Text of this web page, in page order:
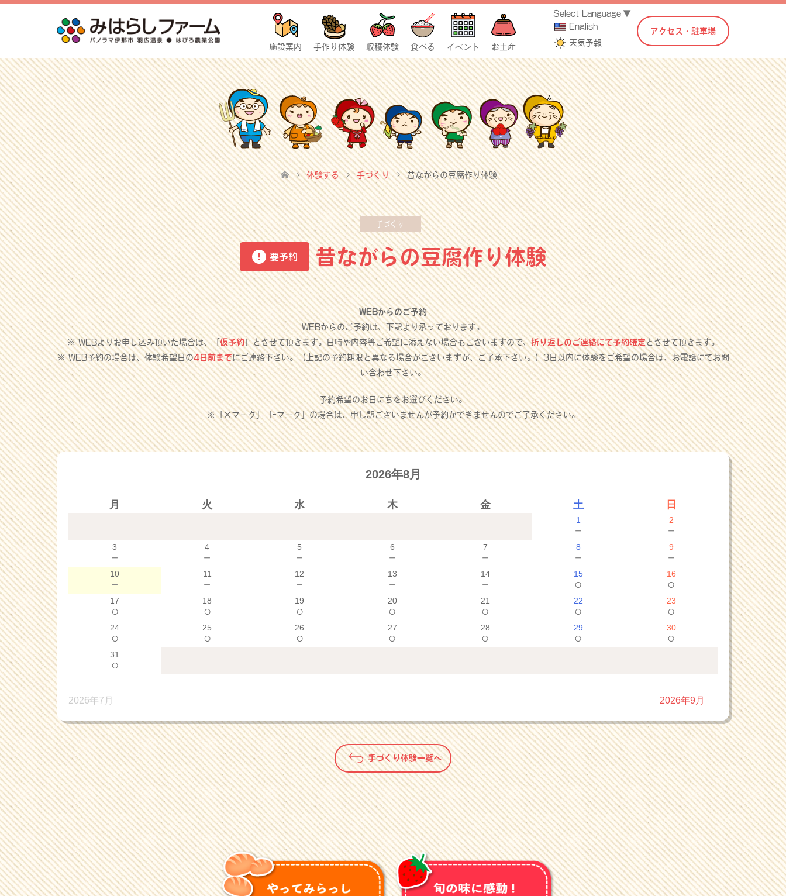
施設案内 手作り体験 収穫体験 食べる イベント お土産
Select Language ▼
English
天気予報
アクセス・駐車場
体験する 手づくり 昔ながらの豆腐作り体験
手づくり
要予約 昔ながらの豆腐作り体験
WEBからのご予約
WEBからのご予約は、下記より承っております。
※ WEBよりお申し込み頂いた場合は、「仮予約」とさせて頂きます。日時や内容等ご希望に添えない場合もございますので、折り返しのご連絡にて予約確定とさせて頂きます。
※ WEB予約の場合は、体験希望日の4日前までにご連絡下さい。（上記の予約期限と異なる場合がございますが、ご了承下さい。）3日以内に体験をご希望の場合は、お電話にてお問
い合わせ下さい。
予約希望のお日にちをお選びください。
※「×マーク」「-マーク」の場合は、申し訳ございませんが予約ができませんのでご了承ください。
2026年8月
月 火 水 木 金 土 日
1
－
2
－
3
－
4
－
5
－
6
－
7
－
8
－
9
－
10
－
11
－
12
－
13
－
14
－
15
○
16
○
17
○
18
○
19
○
20
○
21
○
22
○
23
○
24
○
25
○
26
○
27
○
28
○
29
○
30
○
31
○
2026年7月 2026年9月
手づくり体験一覧へ